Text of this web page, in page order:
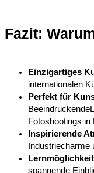
Fazit:
Einzigartiges
internationalen
Perfekt für
Fotoshootings
Inspirierende
spannende